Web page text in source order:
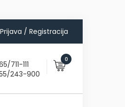
Prijava / Registracija
711-111
243-900
0